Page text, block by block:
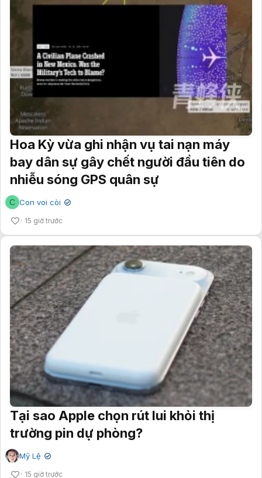
Hoa Kỳ vừa ghi nhận vụ tai nạn máy
bay dân sự gây chết người đầu tiên do
nhiễu sóng GPS quân sự
C Con voi còi ✔
15 giờ trước
Tại sao Apple chọn rút lui khỏi thị
trường pin dự phòng?
Mỹ Lệ ✔
15 giờ trước